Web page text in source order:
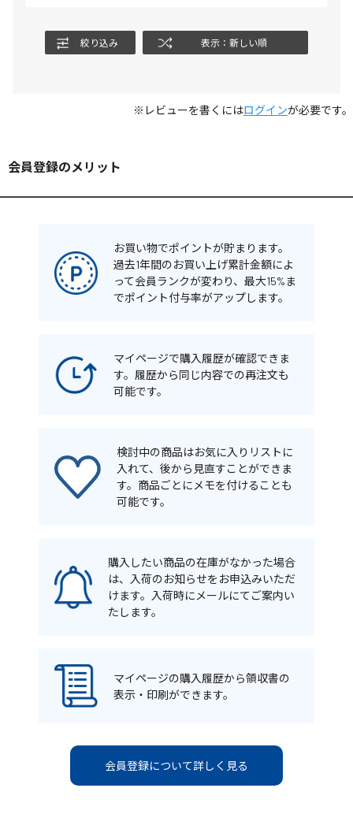
絞り込み 表示：新しい順
※レビューを書くにはログインが必要です。
会員登録のメリット
お買い物でポイントが貯まります。
過去1年間のお買い上げ累計金額によ
って会員ランクが変わり、最大15%ま
でポイント付与率がアップします。
マイページで購入履歴が確認できま
す。履歴から同じ内容での再注文も
可能です。
検討中の商品はお気に入りリストに
入れて、後から見直すことができま
す。商品ごとにメモを付けることも
可能です。
購入したい商品の在庫がなかった場合
は、入荷のお知らせをお申込みいただ
けます。入荷時にメールにてご案内い
たします。
マイページの購入履歴から領収書の
表示・印刷ができます。
会員登録について詳しく見る